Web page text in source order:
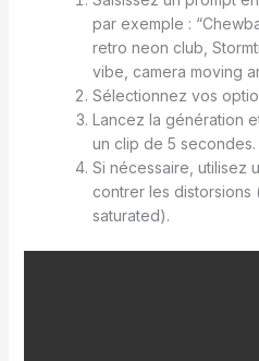
par exemple :
retro neon club,
vibe, camera moving
Sélectionnez vos
Lancez la génération
un clip de 5 secondes.
Si nécessaire, utilisez
contrer les distorsions
saturated).